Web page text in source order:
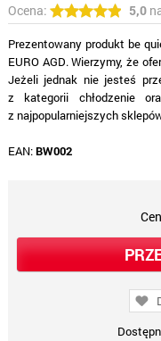
Ocena: 5,0
Prezentowany produkt be
EURO AGD. Wierzymy, że
Jeżeli jednak nie jesteś
z kategorii chłodzenie
z najpopularniejszych
EAN:BW002